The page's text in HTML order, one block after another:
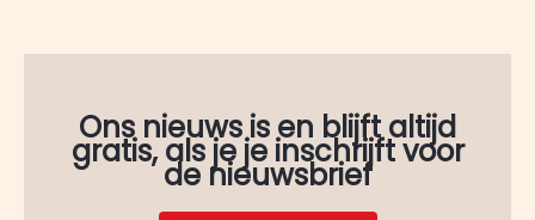
Ons nieuws is en blijft altijd
gratis, als je je inschrijft voor
de nieuwsbrief